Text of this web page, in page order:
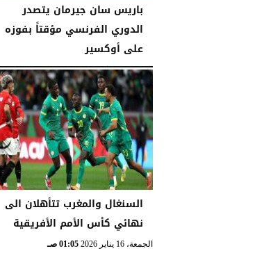
باريس سان جيرمان يتصدر
الدوري الفرنسي مؤقتاً بفوزه
على أوكسير
السبت، 24 يناير 2026 11:28 مـ
السنغال والمغرب تتأهلان الى
نهائي كأس الأمم الأفريقية
الجمعة، 16 يناير 2026 01:05 صـ